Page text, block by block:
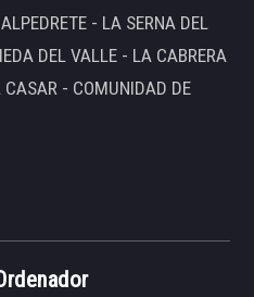
- LA SERNA DEL
DEL VALLE - LA CABRERA
- COMUNIDAD DE